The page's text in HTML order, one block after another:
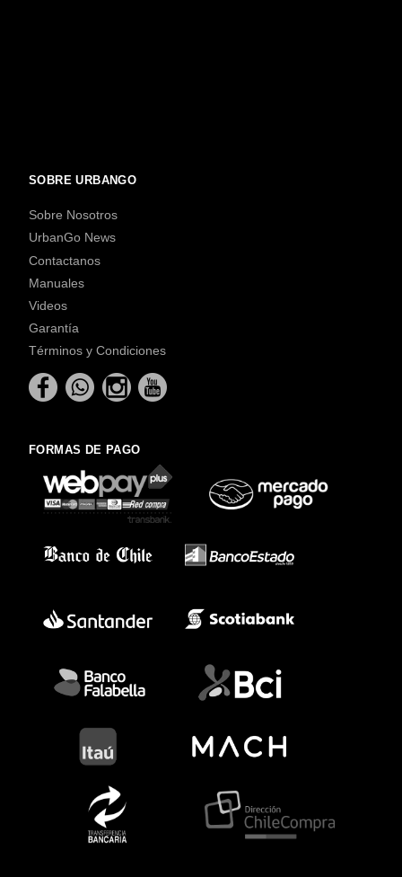
SOBRE URBANGO
Sobre Nosotros
UrbanGo News
Contactanos
Manuales
Videos
Garantía
Términos y Condiciones
FORMAS DE PAGO